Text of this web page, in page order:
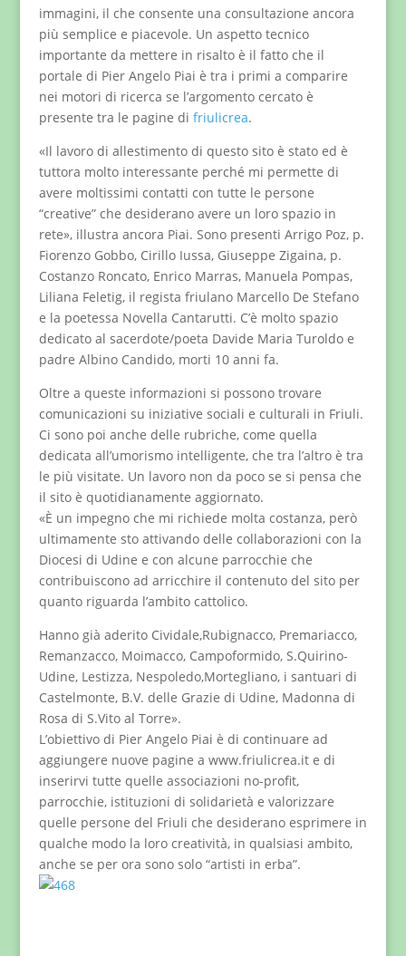
immagini, il che consente una consultazione ancora
più semplice e piacevole. Un aspetto tecnico
importante da mettere in risalto è il fatto che il
portale di Pier Angelo Piai è tra i primi a comparire
nei motori di ricerca se l’argomento cercato è
presente tra le pagine di friulicrea.
«Il lavoro di allestimento di questo sito è stato ed è
tuttora molto interessante perché mi permette di
avere moltissimi contatti con tutte le persone
“creative” che desiderano avere un loro spazio in
rete», illustra ancora Piai. Sono presenti Arrigo Poz, p.
Fiorenzo Gobbo, Cirillo Iussa, Giuseppe Zigaina, p.
Costanzo Roncato, Enrico Marras, Manuela Pompas,
Liliana Feletig, il regista friulano Marcello De Stefano
e la poetessa Novella Cantarutti. C’è molto spazio
dedicato al sacerdote/poeta Davide Maria Turoldo e
padre Albino Candido, morti 10 anni fa.
Oltre a queste informazioni si possono trovare
comunicazioni su iniziative sociali e culturali in Friuli.
Ci sono poi anche delle rubriche, come quella
dedicata all’umorismo intelligente, che tra l’altro è tra
le più visitate. Un lavoro non da poco se si pensa che
il sito è quotidianamente aggiornato.
«È un impegno che mi richiede molta costanza, però
ultimamente sto attivando delle collaborazioni con la
Diocesi di Udine e con alcune parrocchie che
contribuiscono ad arricchire il contenuto del sito per
quanto riguarda l’ambito cattolico.
Hanno già aderito Cividale,Rubignacco, Premariacco,
Remanzacco, Moimacco, Campoformido, S.Quirino-
Udine, Lestizza, Nespoledo,Mortegliano, i santuari di
Castelmonte, B.V. delle Grazie di Udine, Madonna di
Rosa di S.Vito al Torre».
L’obiettivo di Pier Angelo Piai è di continuare ad
aggiungere nuove pagine a www.friulicrea.it e di
inserirvi tutte quelle associazioni no-profit,
parrocchie, istituzioni di solidarietà e valorizzare
quelle persone del Friuli che desiderano esprimere in
qualche modo la loro creatività, in qualsiasi ambito,
anche se per ora sono solo “artisti in erba”.